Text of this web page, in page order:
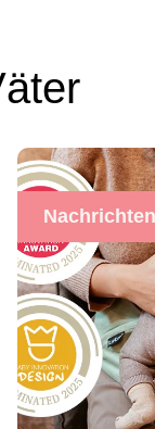
Nachrichten